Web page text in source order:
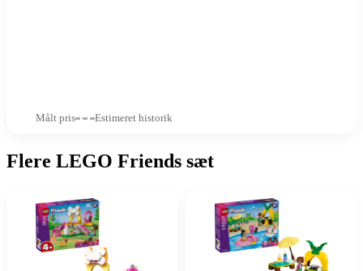
Målt pris Estimeret historik
Flere LEGO Friends sæt